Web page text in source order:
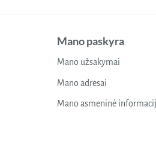
Mano paskyra
Mano užsakymai
Mano adresai
Mano asmeninė